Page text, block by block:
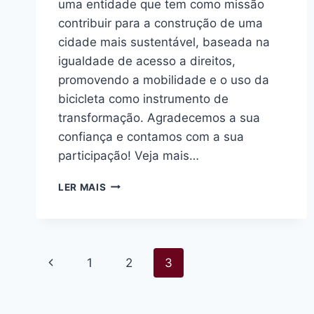
uma entidade que tem como missão
contribuir para a construção de uma
cidade mais sustentável, baseada na
igualdade de acesso a direitos,
promovendo a mobilidade e o uso da
bicicleta como instrumento de
transformação. Agradecemos a sua
confiança e contamos com a sua
participação! Veja mais…
LER MAIS OBRIGADA
CICLOCIDADE!
Navegação
Página
1 2 3